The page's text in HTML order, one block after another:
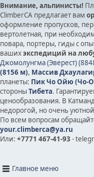
Внимание, альпинисты!
ClimberCA предлагает вам
оформление пропусков,
вертолетная, при
повара, портеры, гиды с
вашихэкспедиций на
Джомолунгма (Эверест)
(8156 м), Массив
планеты: Пик Чо Ойю (Чо-
стороныТибета.
ценообразования. В
недорогой, но очень
По всем вопросам
your.climberca@ya.ru
Или: +7771 467-41-93 -
Главное меню